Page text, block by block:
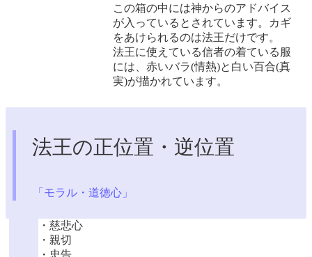
この箱の中には神からのアドバイス
が入っているとされています。カギ
をあけられるのは法王だけです。
法王に使えている信者の着ている服
には、赤いバラ(情熱)と白い百合(真
実)が描かれています。
法王の正位置・逆位置
「モラル・道徳心」
・慈悲心
・親切